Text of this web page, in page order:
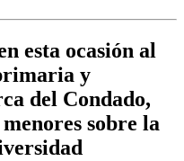
esta ocasión al
y
del Condado,
sobre la